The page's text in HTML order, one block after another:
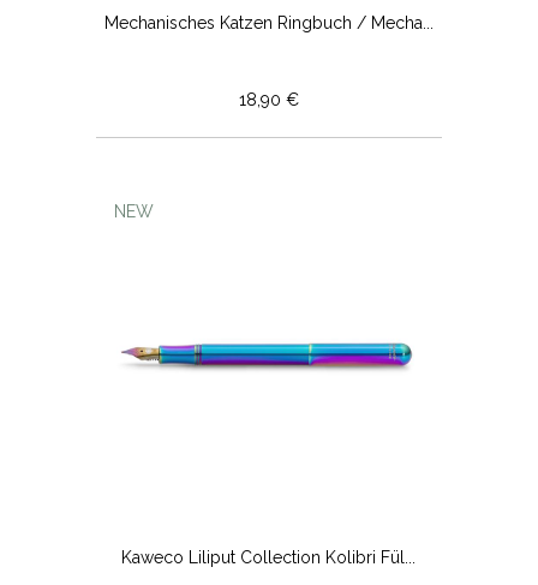
Mechanisches Katzen Ringbuch / Mecha...
18,90 €
NEW
Kaweco Liliput Collection Kolibri Fül...